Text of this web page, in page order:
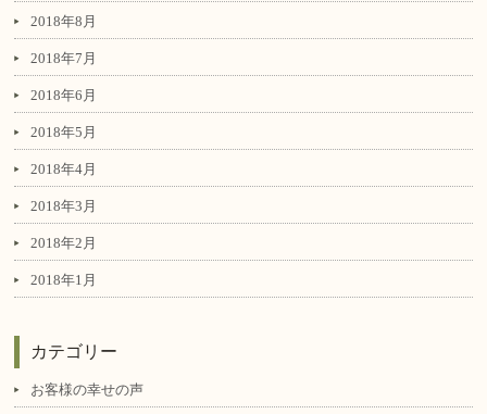
2018年8月
2018年7月
2018年6月
2018年5月
2018年4月
2018年3月
2018年2月
2018年1月
カテゴリー
お客様の幸せの声